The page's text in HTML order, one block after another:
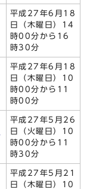
平成27年6月18
日（木曜日）14
時00分から16
時30分
平成27年6月18
日（木曜日）10
時00分から11
時00分
平成27年5月26
日（火曜日）10
時00分から11
時30分
平成27年5月21
日（木曜日）10